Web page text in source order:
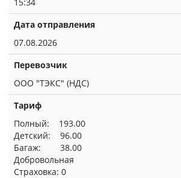
Дата отправления
07.08.2026
Перевозчик
ООО "ТЭКС" (НДС)
Тариф
Полный: 193.00
Детский: 96.00
Багаж: 38.00
Добровольная
Страховка: 0